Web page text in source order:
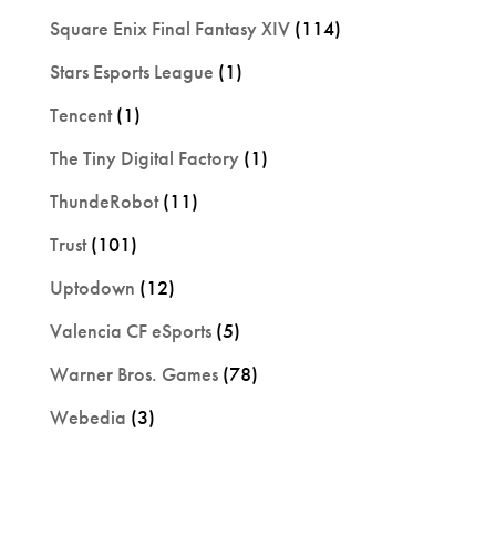
Square Enix Final Fantasy XIV(114)
Stars Esports League (1)
Tencent(1)
The Tiny Digital Factory(1)
ThundeRobot(11)
Trust(101)
Uptodown (12)
Valencia CF eSports(5)
Warner Bros. Games(78)
Webedia (3)